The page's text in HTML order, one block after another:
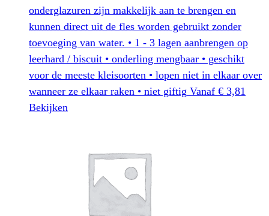
onderglazuren zijn makkelijk aan te brengen en
kunnen direct uit de fles worden gebruikt zonder
toevoeging van water. • 1 - 3 lagen aanbrengen op
leerhard / biscuit • onderling mengbaar • geschikt
voor de meeste kleisoorten • lopen niet in elkaar over
wanneer ze elkaar raken • niet giftig Vanaf € 3,81
Bekijken
meerdere
variaties.
Deze